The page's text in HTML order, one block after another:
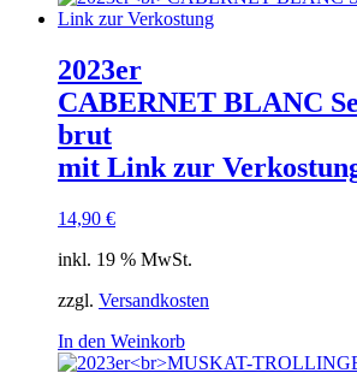
2023er
CABERNET BLANC
brut
mit Link zur
14,90 €
inkl. 19 % MwSt.
zzgl. Versandkosten
In den Weinkorb